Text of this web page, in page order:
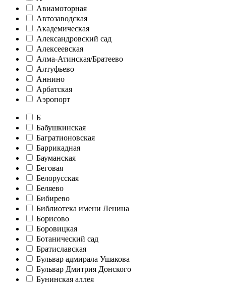
Авиамоторная
Автозаводская
Академическая
Александровский сад
Алексеевская
Алма-Атинская/Братеево
Алтуфьево
Аннино
Арбатская
Аэропорт
Б
Бабушкинская
Багратионовская
Баррикадная
Бауманская
Беговая
Белорусская
Беляево
Бибирево
Библиотека имени Ленина
Борисово
Боровицкая
Ботанический сад
Братиславская
Бульвар адмирала Ушакова
Бульвар Дмитрия Донского
Бунинская аллея